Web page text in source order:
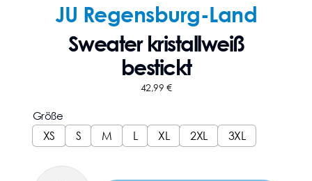
JU Regensburg-Land
Sweater kristallweiß
bestickt
42,99 €
Größe
XS S M L XL 2XL 3XL